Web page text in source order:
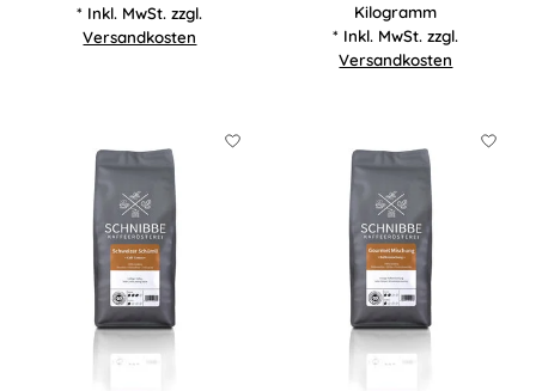
* Inkl. MwSt. zzgl.
Versandkosten
Kilogramm
* Inkl. MwSt. zzgl.
Versandkosten